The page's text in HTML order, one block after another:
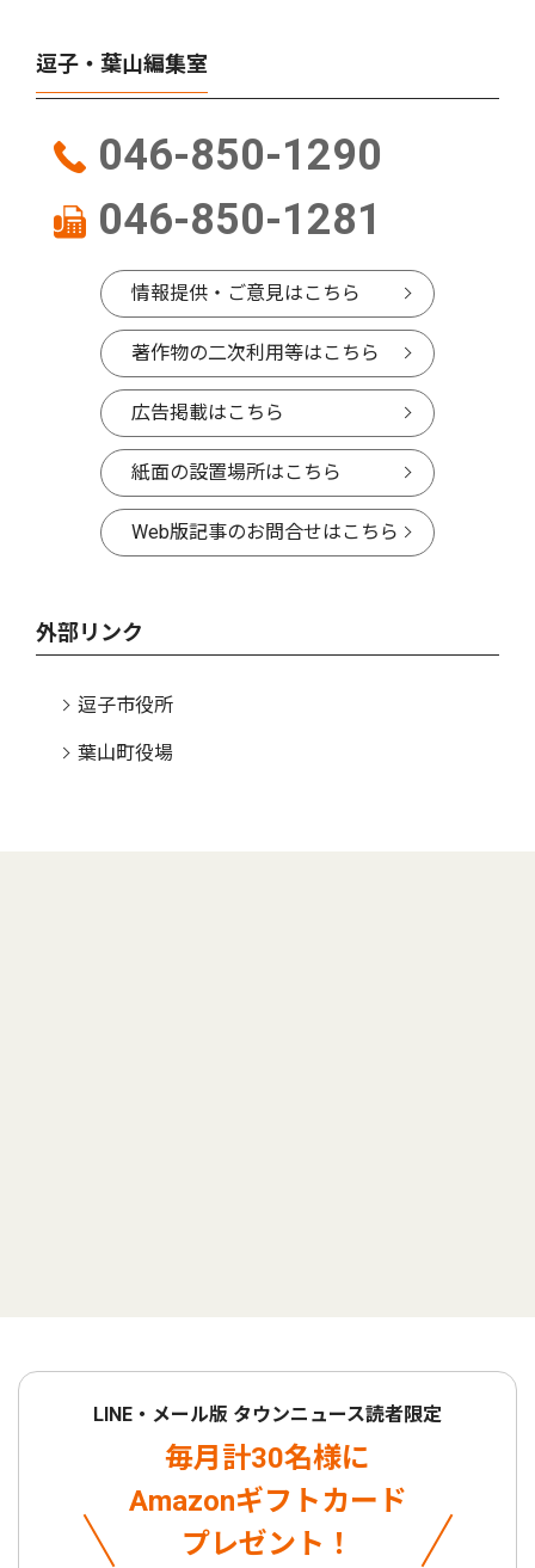
逗子・葉山編集室
046-850-1290
046-850-1281
情報提供・ご意見はこちら
著作物の二次利用等はこちら
広告掲載はこちら
紙面の設置場所はこちら
Web版記事のお問合せはこちら
外部リンク
逗子市役所
葉山町役場
LINE・メール版 タウンニュース読者限定
毎月計30名様に
Amazonギフトカード
プレゼント！